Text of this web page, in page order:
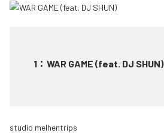
1 ： WAR GAME (feat. DJ SHUN)
studio melhentrips